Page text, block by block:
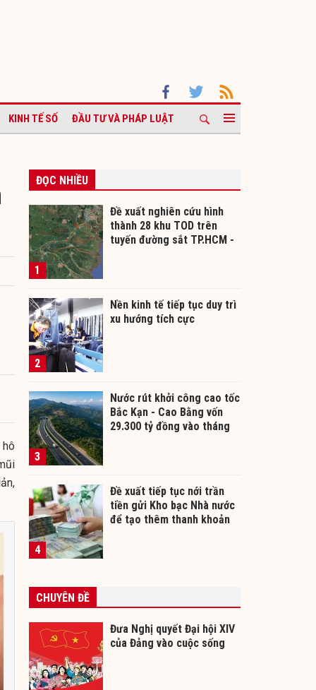
KINH TẾ SỐ ĐẦU TƯ VÀ PHÁP LUẬT
ĐỌC NHIỀU
1
Đề xuất nghiên cứu hình
thành 28 khu TOD trên
tuyến đường sắt TP.HCM -
2
Nền kinh tế tiếp tục duy trì
xu hướng tích cực
3
Nước rút khởi công cao tốc
Bắc Kạn - Cao Bằng vốn
29.300 tỷ đồng vào tháng
4
Đề xuất tiếp tục nới trần
tiền gửi Kho bạc Nhà nước
để tạo thêm thanh khoản
CHUYÊN ĐỀ
Đưa Nghị quyết Đại hội XIV
của Đảng vào cuộc sống